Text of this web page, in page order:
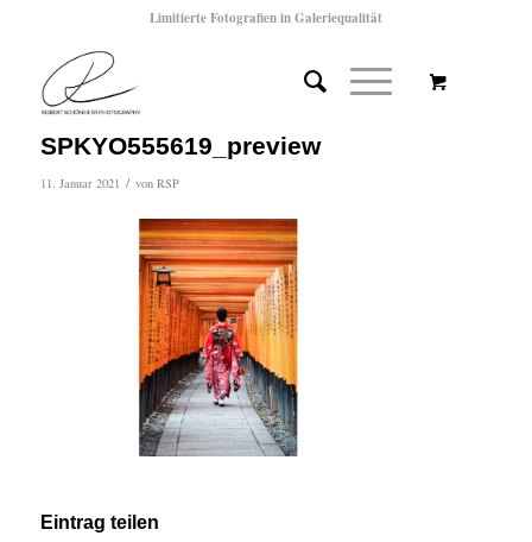
Limitierte Fotografien in Galeriequalität
SPKYO555619_preview
11. Januar 2021 / von RSP
Eintrag teilen